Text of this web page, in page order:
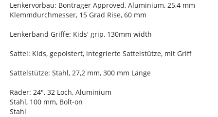
Lenkervorbau: Bontrager Approved, Aluminium, 25,4 mm
Klemmdurchmesser, 15 Grad Rise, 60 mm
Lenkerband Griffe: Kids' grip, 130mm width
Sattel: Kids, gepolstert, integrierte Sattelstütze, mit Griff
Sattelstütze: Stahl, 27,2 mm, 300 mm Länge
Räder: 24", 32 Loch, Aluminium
Stahl, 100 mm, Bolt-on
Stahl